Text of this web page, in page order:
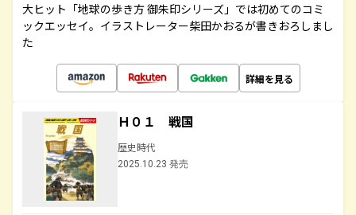
大ヒット「地球の歩き方 御朱印シリーズ」では初めてのコミ
ックエッセイ。イラストレーター柴田かおるが書きおろしまし
た
詳細を見る
Ｈ０１ 戦国
歴史時代
2025.10.23 発売